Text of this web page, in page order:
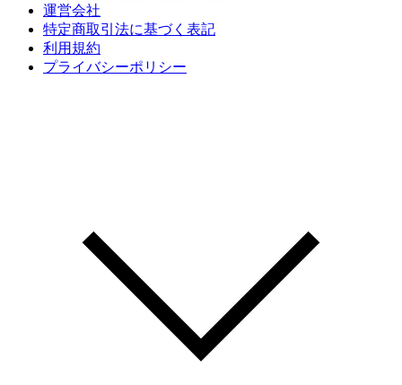
運営会社
特定商取引法に基づく表記
利用規約
プライバシーポリシー